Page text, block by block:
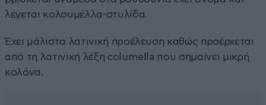
λέγεται κολουμέλλα-στυλίδα.
Έχει μάλιστα λατινική προέλευση καθώς προέρχεται
από τη λατινική λέξη columella που σημαίνει μικρή
κολόνα.